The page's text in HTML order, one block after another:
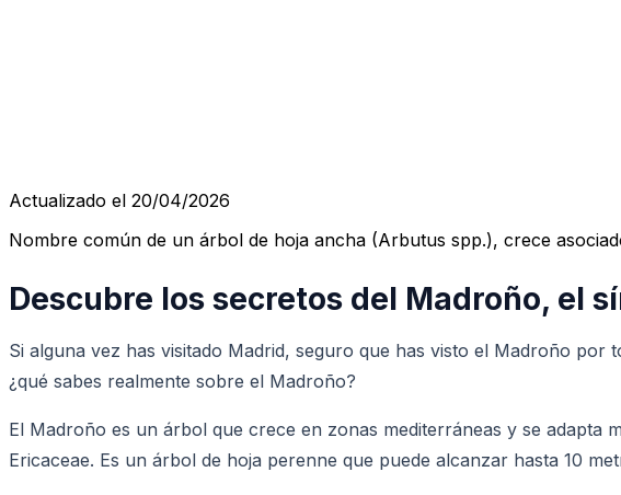
Actualizado el 20/04/2026
Nombre común de un árbol de hoja ancha (Arbutus spp.), crece
Descubre los secretos del Madroño, el
Si alguna vez has visitado Madrid, seguro que has visto el Madroño
¿qué sabes realmente sobre el Madroño?
El Madroño es un árbol que crece en zonas mediterráneas y se adapta
Ericaceae. Es un árbol de hoja perenne que puede alcanzar hasta 10